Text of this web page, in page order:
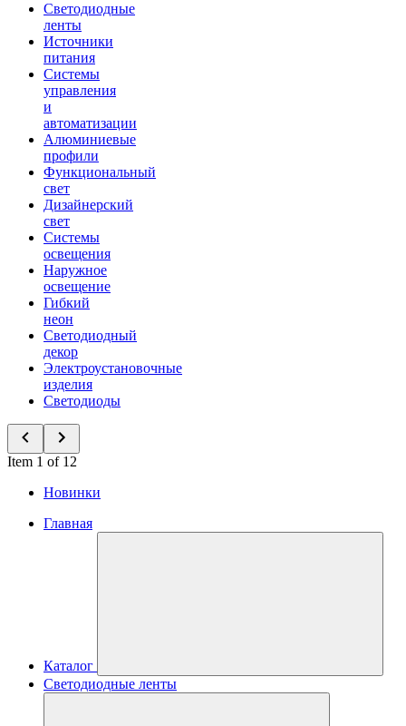
Светодиодные
ленты
Источники
питания
Системы
управления
и
автоматизации
Алюминиевые
профили
Функциональный
свет
Дизайнерский
свет
Системы
освещения
Наружное
освещение
Гибкий
неон
Светодиодный
декор
Электроустановочные
изделия
Светодиоды
Item 1 of 12
Новинки
Главная
Каталог
Светодиодные ленты